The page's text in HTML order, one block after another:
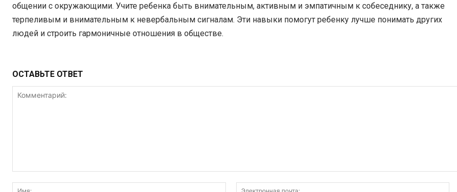
общении с окружающими. Учите ребенка быть внимательным, активным и эмпатичным к собеседнику, а также
терпеливым и внимательным к невербальным сигналам. Эти навыки помогут ребенку лучше понимать других
людей и строить гармоничные отношения в обществе.
ОСТАВЬТЕ ОТВЕТ
Имя: